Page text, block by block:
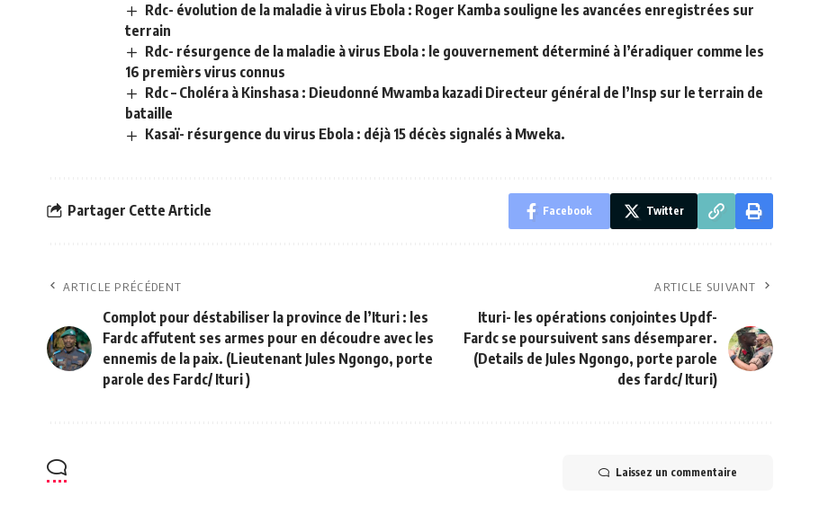
Rdc- évolution de la maladie à virus Ebola : Roger Kamba souligne les avancées enregistrées sur
terrain
Rdc- résurgence de la maladie à virus Ebola : le gouvernement déterminé à l’éradiquer comme les
16 premièrs virus connus
Rdc – Choléra à Kinshasa : Dieudonné Mwamba kazadi Directeur général de l’Insp sur le terrain de
bataille
Kasaï- résurgence du virus Ebola : déjà 15 décès signalés à Mweka.
Partager Cette Article Facebook Twitter
ARTICLE PRÉCÉDENT
Complot pour déstabiliser la province de l’Ituri : les
Fardc affutent ses armes pour en découdre avec les
ennemis de la paix. (Lieutenant Jules Ngongo, porte
parole des Fardc/ Ituri )
ARTICLE SUIVANT
Ituri- les opérations conjointes Updf-
Fardc se poursuivent sans désemparer.
(Details de Jules Ngongo, porte parole
des fardc/ Ituri)
Laissez un commentaire